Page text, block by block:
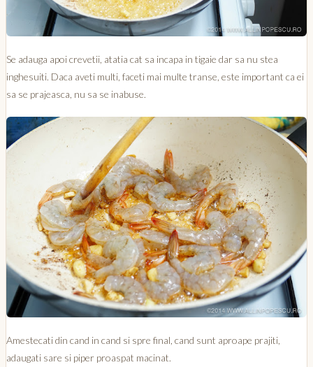
Se adauga apoi crevetii, atatia cat sa incapa in tigaie dar sa nu stea
inghesuiti. Daca aveti multi, faceti mai multe transe, este important ca ei
sa se prajeasca, nu sa se inabuse.
Amestecati din cand in cand si spre final, cand sunt aproape prajiti,
adaugati sare si piper proaspat macinat.